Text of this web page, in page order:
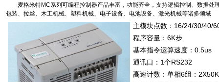
麦格米特MC系列可编程控制器产品丰富，功能齐全，支持逻辑控制、数据
包装、拉丝、木工机械、塑料机械、电子设备、电池设备、激光机械等诸多领域
主模块点数：16/24/30/40/
程序容量：6K步
基本指令运算速度：0.5us
通讯口：1个RS232
高速计数：单相6组：